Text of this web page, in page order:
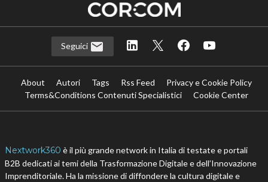
Seguici
About Autori Tags Rss Feed
Privacy e Cookie Policy
Terms&Conditions Contenuti Specialistici
Cookie Center
Nextwork360 è il più grande network in Italia di testate e portali
B2B dedicati ai temi della Trasformazione Digitale e dell’Innovazione
Imprenditoriale. Ha la missione di diffondere la cultura digitale e